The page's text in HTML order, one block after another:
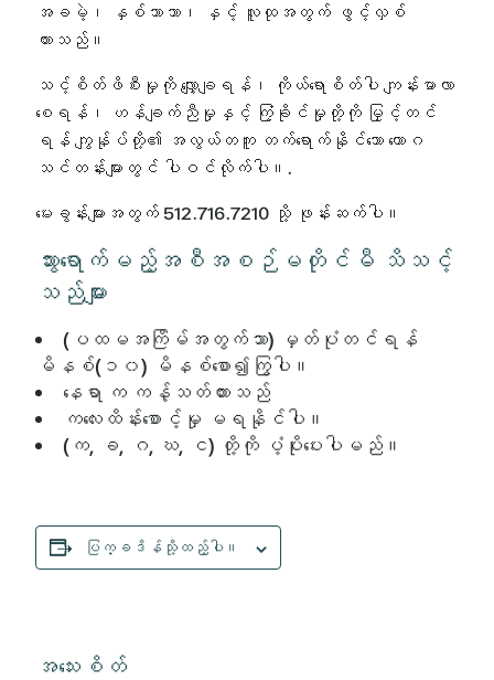
အခမဲ့၊ နှစ်ဘာသာ၊ နှင့် လူထုအတွက် ဖွင့်လှစ်
ထားသည်။
သင့်စိတ်ဖိစီးမှုကို လျှော့ချရန်၊ ကိုယ်ရောစိတ်ပါ ကျန်းမာလာ
စေရန်၊ ဟန်ချက်ညီမှုနှင့် ကြံ့ခိုင်မှုတို့ကို မြှင့်တင်
ရန် ကျွန်ုပ်တို့၏ အလွယ်တကူ တက်ရောက်နိုင်သော ယောဂ
သင်တန်းများတွင် ပါဝင်လိုက်ပါ။.
မေးခွန်းများအတွက် 512.716.7210 သို့ ဖုန်းဆက်ပါ။
သွားရောက်မည့်အစီအစဉ်မတိုင်မီ သိသင့်
သည်များ
(ပထမအကြိမ်အတွက်သာ) မှတ်ပုံတင်ရန်
မိနစ်(၁၀) မိနစ်စော၍ကြွပါ။
နေရာ က ကန့်သတ်ထားသည်
ကလေးထိန်းစောင့်မှု မရနိုင်ပါ။
(က, ခ, ဂ, ဃ, င) တို့ကို ပံ့ပိုးပေးပါမည်။
ပြက္ခဒိန်သို့ထည့်ပါ။
အသေးစိတ်